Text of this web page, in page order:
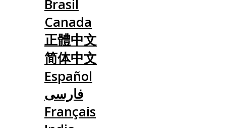
Brasil
Canada
正體中文
简体中文
Español
فارسی
Français